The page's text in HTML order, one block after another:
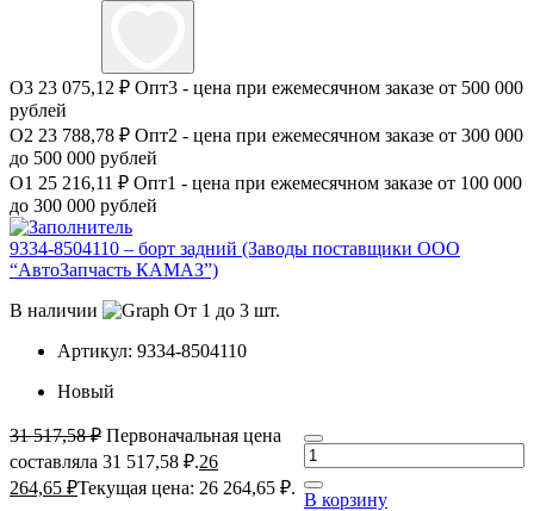
О3 23 075,12 ₽ Опт3 - цена при ежемесячном заказе от 500 000
рублей
О2 23 788,78 ₽ Опт2 - цена при ежемесячном заказе от 300 000
до 500 000 рублей
О1 25 216,11 ₽ Опт1 - цена при ежемесячном заказе от 100 000
до 300 000 рублей
9334-8504110 – борт задний (Заводы поставщики ООО
“АвтоЗапчасть КАМАЗ”)
В наличии
От 1 до 3 шт.
Артикул: 9334-8504110
Новый
31 517,58₽ Первоначальная цена
составляла 31 517,58 ₽.26
264,65 ₽Текущая цена: 26 264,65 ₽.
В корзину